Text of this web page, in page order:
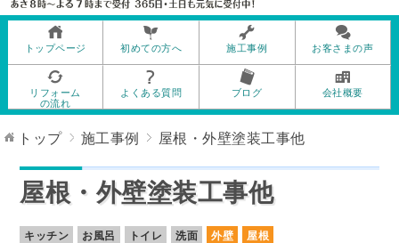
トップページ 初めての方へ 施工事例 お客さまの声
リフォーム
の流れ
よくある質問 ブログ 会社概要
トップ 施工事例 屋根・外壁塗装工事他
屋根・外壁塗装工事他
キッチン お風呂 トイレ 洗面 外壁
屋根